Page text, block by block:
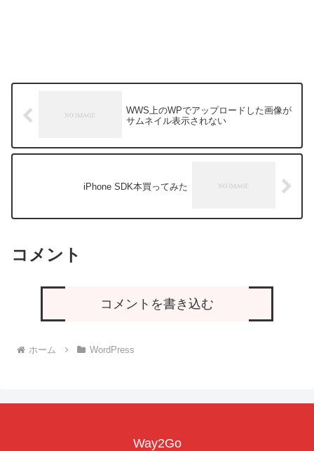
WWS上のWPでアップロードした画像が
サムネイル表示されない
iPhone SDK本買ってみた
コメント
コメントを書き込む
ホーム WordPress
Way2Go